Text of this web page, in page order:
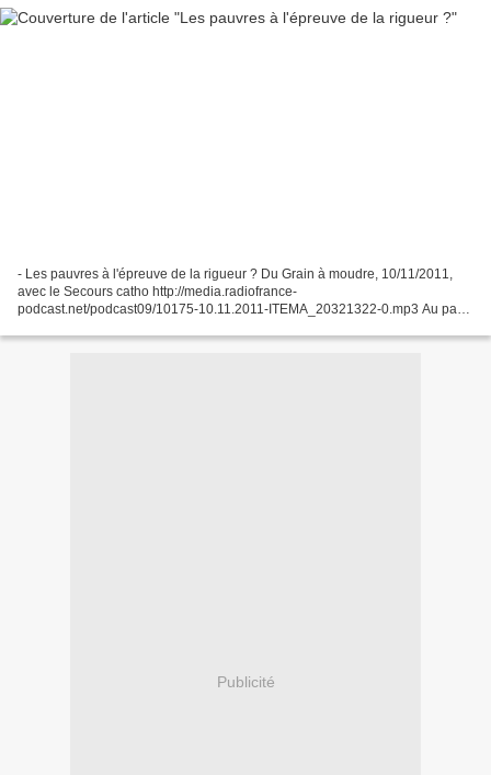
- Les pauvres à l'épreuve de la rigueur ? Du Grain à moudre, 10/11/2011,
avec le Secours catho http://media.radiofrance-
podcast.net/podcast09/10175-10.11.2011-ITEMA_20321322-0.mp3 Au pays
Publicité